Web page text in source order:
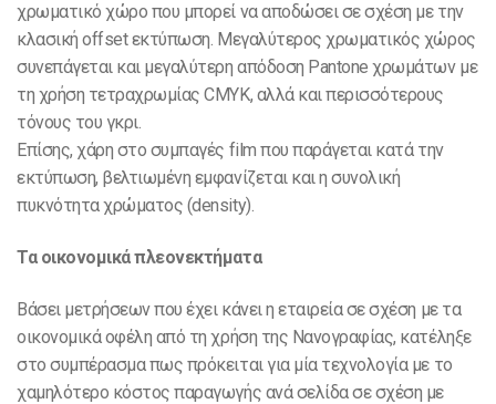
χρωματικό χώρο που μπορεί να αποδώσει σε σχέση με την
κλασική offset εκτύπωση. Μεγαλύτερος χρωματικός χώρος
συνεπάγεται και μεγαλύτερη απόδοση Pantone χρωμάτων με
τη χρήση τετραχρωμίας CMYK, αλλά και περισσότερους
τόνους του γκρι.
Επίσης, χάρη στο συμπαγές film που παράγεται κατά την
εκτύπωση, βελτιωμένη εμφανίζεται και η συνολική
πυκνότητα χρώματος (density).
Τα οικονομικά πλεονεκτήματα
Βάσει μετρήσεων που έχει κάνει η εταιρεία σε σχέση με τα
οικονομικά οφέλη από τη χρήση της Νανογραφίας, κατέληξε
στο συμπέρασμα πως πρόκειται για μία τεχνολογία με το
χαμηλότερο κόστος παραγωγής ανά σελίδα σε σχέση με